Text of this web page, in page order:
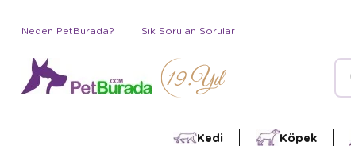
Neden PetBurada? Sık Sorulan Sorular
Kedi Köpek